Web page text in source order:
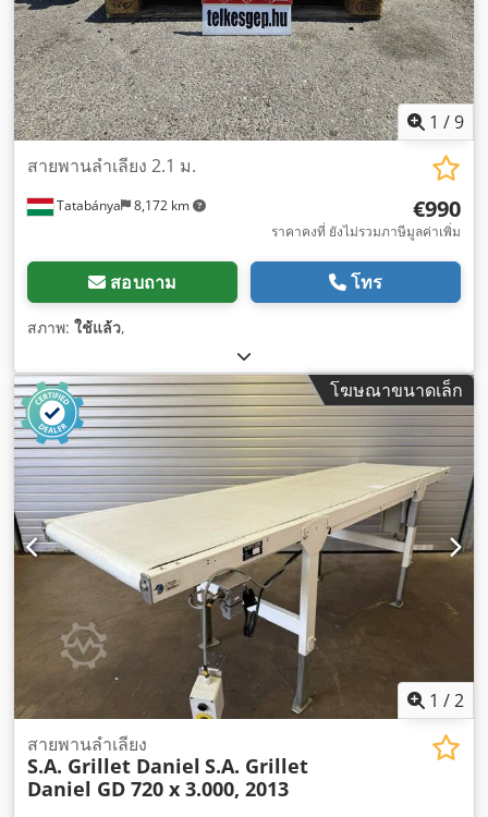
1 /9
Tatabánya 8,172 km
สายพานลำเลียง 2.1 ม.
€990
ราคาคงที่ ยังไม่รวมภาษีมูลค่าเพิ่ม
สอบถาม โทร
สภาพ: ใช้แล้ว,
โฆษณาขนาดเล็ก
1 /2
สายพานลำเลียง
S.A. Grillet Daniel S.A. Grillet
Daniel GD 720 x 3.000, 2013